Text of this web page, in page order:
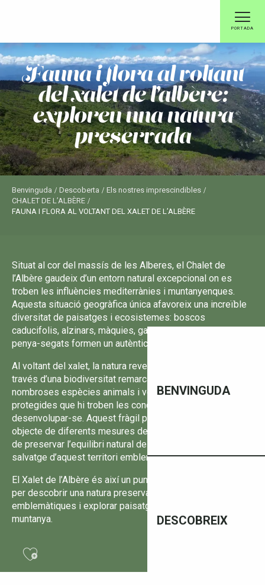
principal
PORTADA
BENVINGUDA
DESCOBREIX
fauna i flora al voltant
del xalet de l’albère:
exploreu una natura
preservada
Benvinguda Descoberta
Els nostres imprescindibles
CHALET DE L’ALBÈRE
FAUNA I FLORA AL VOLTANT DEL XALET DE L’ALBÈRE
Situat al cor del massís de les Alberes, el Chalet de
l’Albère gaudeix d’un entorn natural excepcional on es
troben les influències mediterrànies i muntanyenques.
Aquesta situació geogràfica única afavoreix una increïble
diversitat de paisatges i ecosistemes: boscos
caducifolis, alzinars, màquies, garrigues, zones rocoses i
penya-segats formen un autèntic mosaic natural.
Al voltant del xalet, la natura revela tota la seva riquesa a
través d’una biodiversitat remarcable. El territori acull
nombroses espècies animals i vegetals rares o
protegides que hi troben les condicions ideals per
desenvolupar-se. Aquest fràgil patrimoni biològic és avui
objecte de diferents mesures de protecció amb l’objectiu
de preservar l’equilibri natural de les Alberes i la bellesa
salvatge d’aquest territori emblemàtic del Vallespir.
El Xalet de l’Albère és així un punt de partida privilegiat
per descobrir una natura preservada, observar espècies
emblemàtiques i explorar paisatges autèntics entre mar i
muntanya.
Ajouter aux favoris